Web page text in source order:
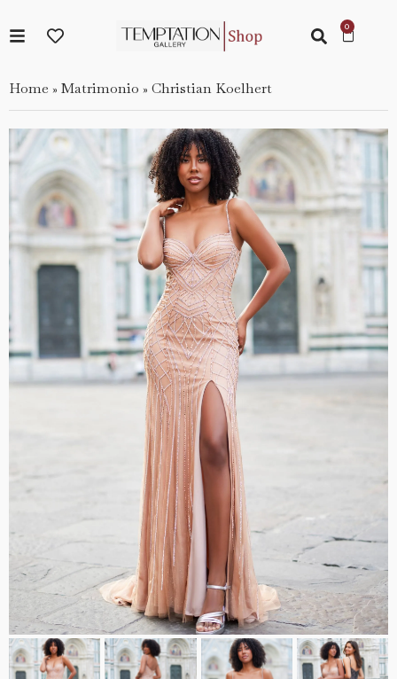
Home » Matrimonio » Christian Koelhert